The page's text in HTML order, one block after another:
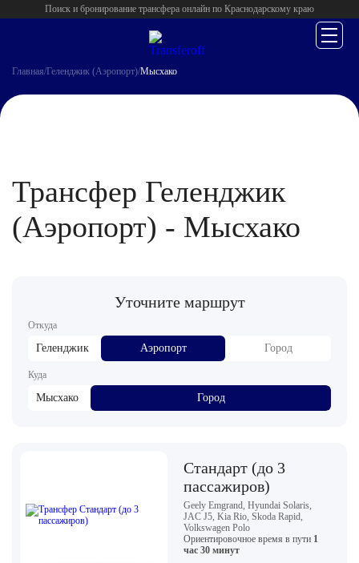
Поиск и бронирование трансфера онлайн по Краснодарскому краю
Главная/Геленджик (Аэропорт)/Мысхако
Трансфер Геленджик
(Аэропорт) - Мысхако
Уточните маршрут
Откуда
Геленджик Аэропорт Город
Куда
Мысхако Город
Стандарт (до 3
пассажиров)
Geely Emgrand, Hyundai Solaris,
JAC J5, Kia Rio, Skoda Rapid,
Volkswagen Polo
Ориентировочное время в пути 1
час 30 минут